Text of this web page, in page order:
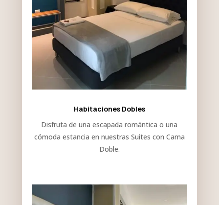
Habitaciones Dobles
Disfruta de una escapada romántica o una
cómoda estancia en nuestras Suites con Cama
Doble.